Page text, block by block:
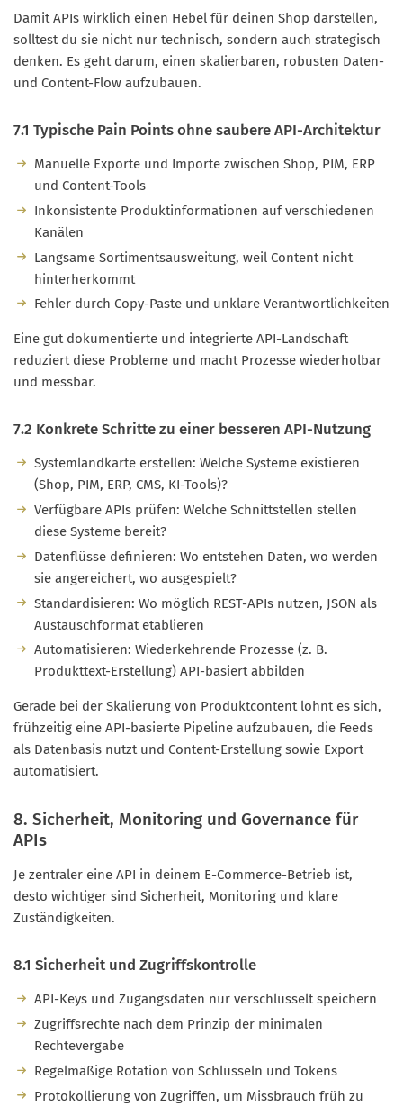
Damit APIs wirklich einen Hebel für deinen Shop darstellen,
solltest du sie nicht nur technisch, sondern auch strategisch
denken. Es geht darum, einen skalierbaren, robusten Daten-
und Content-Flow aufzubauen.
7.1 Typische Pain Points ohne saubere API-Architektur
Manuelle Exporte und Importe zwischen Shop, PIM, ERP
und Content-Tools
Inkonsistente Produktinformationen auf verschiedenen
Kanälen
Langsame Sortimentsausweitung, weil Content nicht
hinterherkommt
Fehler durch Copy-Paste und unklare Verantwortlichkeiten
Eine gut dokumentierte und integrierte API-Landschaft
reduziert diese Probleme und macht Prozesse wiederholbar
und messbar.
7.2 Konkrete Schritte zu einer besseren API-Nutzung
Systemlandkarte erstellen: Welche Systeme existieren
(Shop, PIM, ERP, CMS, KI-Tools)?
Verfügbare APIs prüfen: Welche Schnittstellen stellen
diese Systeme bereit?
Datenflüsse definieren: Wo entstehen Daten, wo werden
sie angereichert, wo ausgespielt?
Standardisieren: Wo möglich REST-APIs nutzen, JSON als
Austauschformat etablieren
Automatisieren: Wiederkehrende Prozesse (z. B.
Produkttext-Erstellung) API-basiert abbilden
Gerade bei der Skalierung von Produktcontent lohnt es sich,
frühzeitig eine API-basierte Pipeline aufzubauen, die Feeds
als Datenbasis nutzt und Content-Erstellung sowie Export
automatisiert.
8. Sicherheit, Monitoring und Governance für
APIs
Je zentraler eine API in deinem E-Commerce-Betrieb ist,
desto wichtiger sind Sicherheit, Monitoring und klare
Zuständigkeiten.
8.1 Sicherheit und Zugriffskontrolle
API-Keys und Zugangsdaten nur verschlüsselt speichern
Zugriffsrechte nach dem Prinzip der minimalen
Rechtevergabe
Regelmäßige Rotation von Schlüsseln und Tokens
Protokollierung von Zugriffen, um Missbrauch früh zu